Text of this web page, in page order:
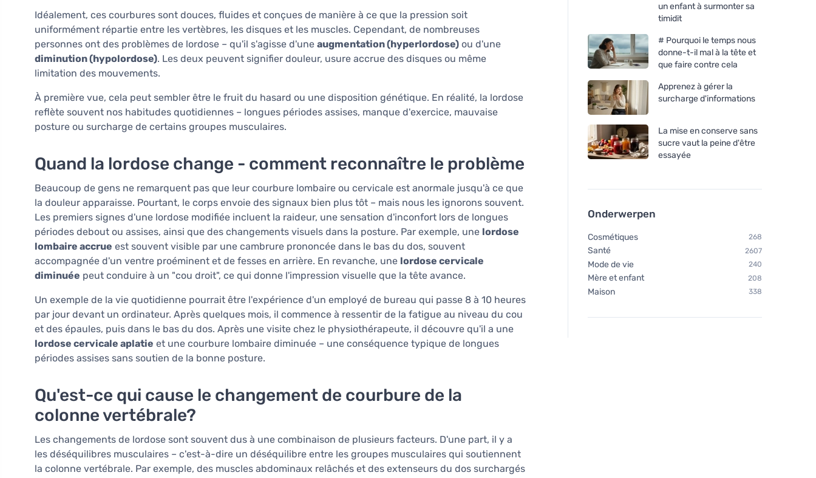
Idéalement, ces courbures sont douces, fluides et conçues de manière à ce que la pression soit
uniformément répartie entre les vertèbres, les disques et les muscles. Cependant, de nombreuses
personnes ont des problèmes de lordose – qu'il s'agisse d'une augmentation (hyperlordose) ou d'une
diminution (hypolordose). Les deux peuvent signifier douleur, usure accrue des disques ou même
limitation des mouvements.
À première vue, cela peut sembler être le fruit du hasard ou une disposition génétique. En réalité, la lordose
reflète souvent nos habitudes quotidiennes – longues périodes assises, manque d'exercice, mauvaise
posture ou surcharge de certains groupes musculaires.
Quand la lordose change - comment reconnaître le problème
Beaucoup de gens ne remarquent pas que leur courbure lombaire ou cervicale est anormale jusqu'à ce que
la douleur apparaisse. Pourtant, le corps envoie des signaux bien plus tôt – mais nous les ignorons souvent.
Les premiers signes d'une lordose modifiée incluent la raideur, une sensation d'inconfort lors de longues
périodes debout ou assises, ainsi que des changements visuels dans la posture. Par exemple, une lordose
lombaire accrue est souvent visible par une cambrure prononcée dans le bas du dos, souvent
accompagnée d'un ventre proéminent et de fesses en arrière. En revanche, une lordose cervicale
diminuée peut conduire à un "cou droit", ce qui donne l'impression visuelle que la tête avance.
Un exemple de la vie quotidienne pourrait être l'expérience d'un employé de bureau qui passe 8 à 10 heures
par jour devant un ordinateur. Après quelques mois, il commence à ressentir de la fatigue au niveau du cou
et des épaules, puis dans le bas du dos. Après une visite chez le physiothérapeute, il découvre qu'il a une
lordose cervicale aplatie et une courbure lombaire diminuée – une conséquence typique de longues
périodes assises sans soutien de la bonne posture.
Qu'est-ce qui cause le changement de courbure de la
colonne vertébrale?
Les changements de lordose sont souvent dus à une combinaison de plusieurs facteurs. D'une part, il y a
les déséquilibres musculaires – c'est-à-dire un déséquilibre entre les groupes musculaires qui soutiennent
la colonne vertébrale. Par exemple, des muscles abdominaux relâchés et des extenseurs du dos surchargés
un enfant à surmonter sa
timidit
# Pourquoi le temps nous
donne-t-il mal à la tête et
que faire contre cela
Apprenez à gérer la
surcharge d'informations
La mise en conserve sans
sucre vaut la peine d'être
essayée
Onderwerpen
Cosmétiques 268
Santé 2607
Mode de vie 240
Mère et enfant 208
Maison 338